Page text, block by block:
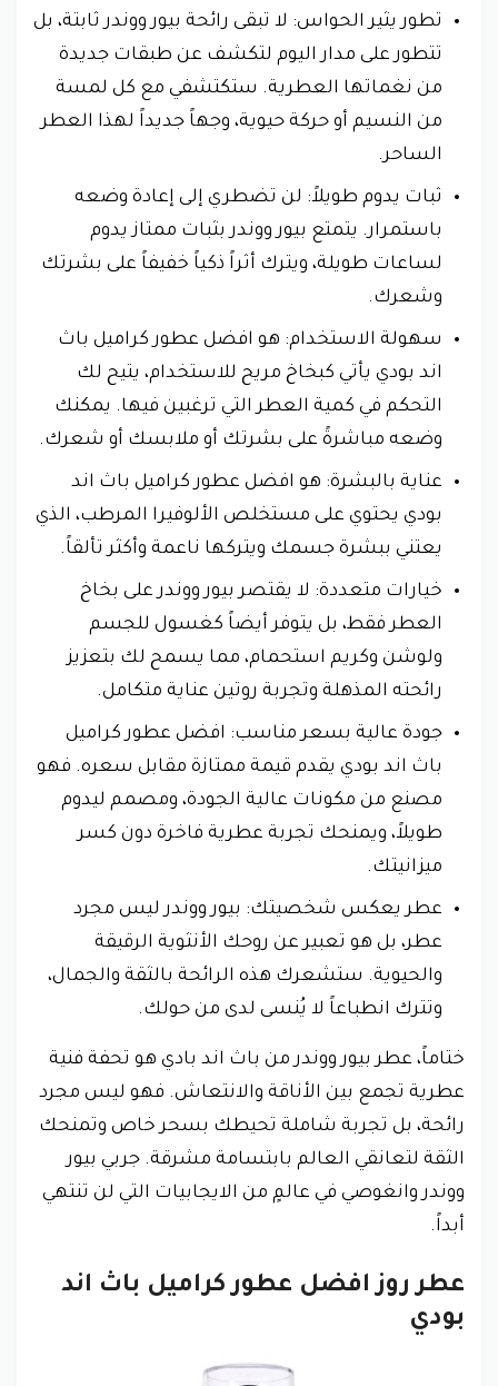
تطور يثير الحواس: لا تبقى رائحة بيور ووندر ثابتة، بل
تتطور على مدار اليوم لتكشف عن طبقات جديدة
من نغماتها العطرية. ستكتشفي مع كل لمسة
من النسيم أو حركة حيوية، وجهاً جديداً لهذا العطر
الساحر.
ثبات يدوم طويلاً: لن تضطري إلى إعادة وضعه
باستمرار. يتمتع بيور ووندر بثبات ممتاز يدوم
لساعات طويلة، ويترك أثراً ذكياً خفيفاً على بشرتك
وشعرك.
سهولة الاستخدام: هو افضل عطور كراميل باث
اند بودي يأتي كبخاخ مريح للاستخدام، يتيح لك
التحكم في كمية العطر التي ترغبين فيها. يمكنك
وضعه مباشرةً على بشرتك أو ملابسك أو شعرك.
عناية بالبشرة: هو افضل عطور كراميل باث اند
بودي يحتوي على مستخلص الألوفيرا المرطب، الذي
يعتني ببشرة جسمك ويتركها ناعمة وأكثر تألقاً.
خيارات متعددة: لا يقتصر بيور ووندر على بخاخ
العطر فقط، بل يتوفر أيضاً كغسول للجسم
ولوشن وكريم استحمام، مما يسمح لك بتعزيز
رائحته المذهلة وتجربة روتين عناية متكامل.
جودة عالية بسعر مناسب: افضل عطور كراميل
باث اند بودي يقدم قيمة ممتازة مقابل سعره. فهو
مصنع من مكونات عالية الجودة، ومصمم ليدوم
طويلاً، ويمنحك تجربة عطرية فاخرة دون كسر
ميزانيتك.
عطر يعكس شخصيتك: بيور ووندر ليس مجرد
عطر، بل هو تعبير عن روحك الأنثوية الرقيقة
والحيوية. ستشعرك هذه الرائحة بالثقة والجمال،
وتترك انطباعاً لا يُنسى لدى من حولك.
ختاماً، عطر بيور ووندر من باث اند بادي هو تحفة فنية
عطرية تجمع بين الأناقة والانتعاش. فهو ليس مجرد
رائحة، بل تجربة شاملة تحيطك بسحر خاص وتمنحك
الثقة لتعانقي العالم بابتسامة مشرقة. جربي بيور
ووندر وانغوصي في عالمٍ من الايجابيات التي لن تنتهي
أبداً.
عطر روز افضل عطور كراميل باث اند
بودي